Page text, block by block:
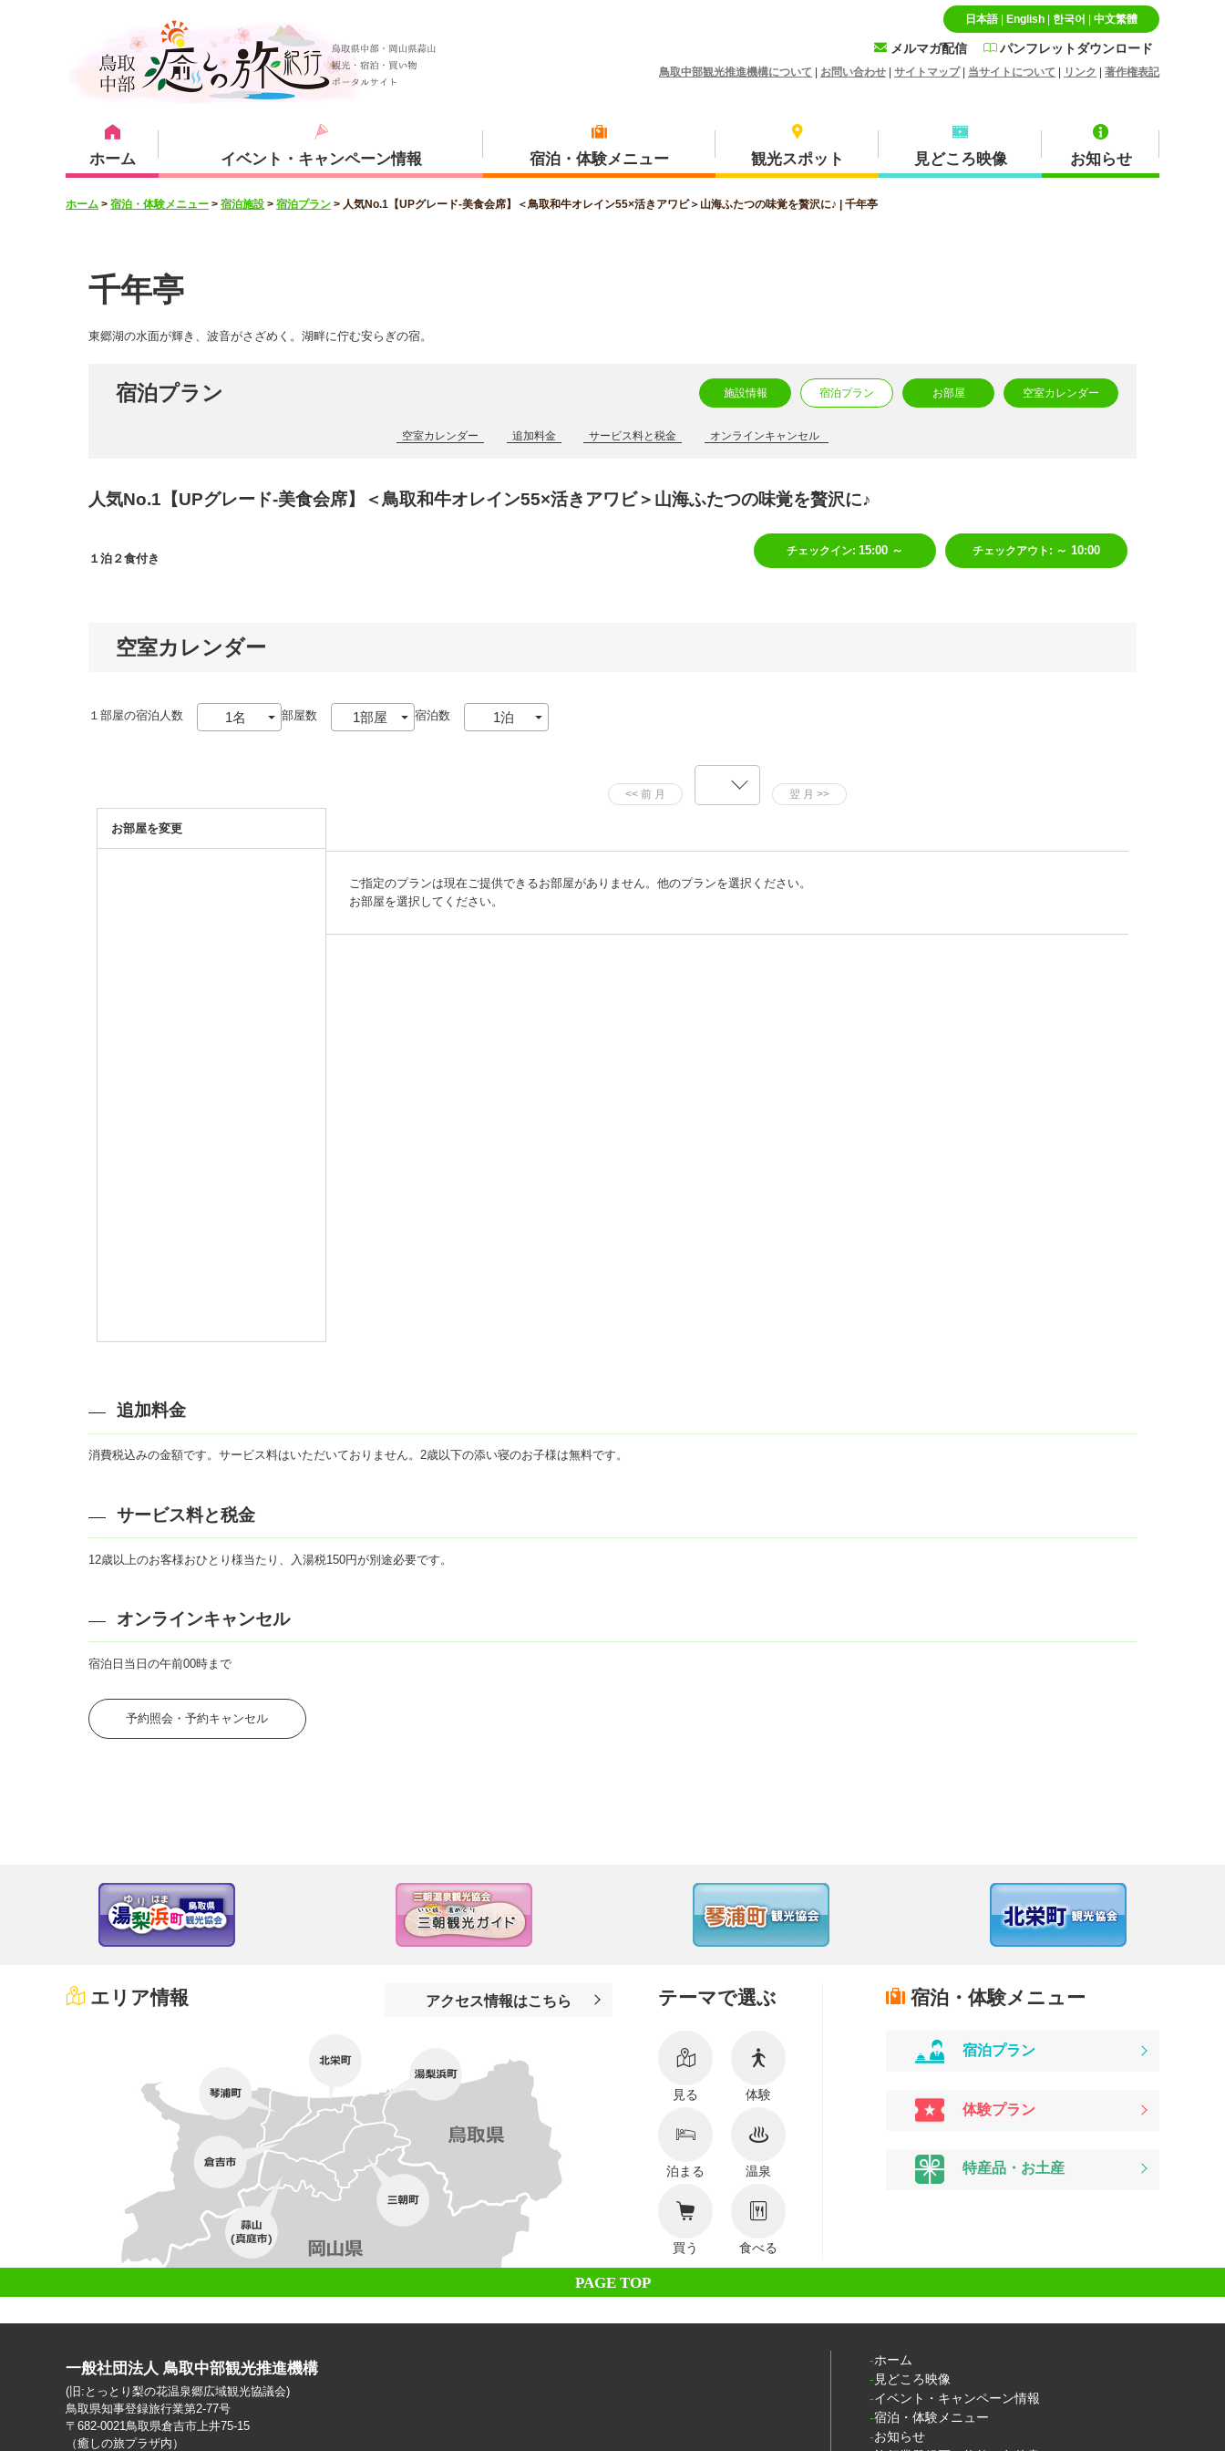
日本語| English| 한국어 中文繁體
メルマガ配信 パンフレットダウンロード
鳥取中部観光推進機構について お問い合わせ サイトマップ| 当サイトについて リンク 著作権表記
ホーム イベント・キャンペーン情報 宿泊・体験メニュー
宿泊・体験メニュー
観光スポット
観光スポット
蒜山
見どころ映像 お知らせ
ホーム > 宿泊・体験メニュー > 宿泊施設 > 宿泊プラン > 人気No.1【UPグレード‐美食会席】＜鳥取和牛オレイン55×活きアワビ＞山海ふたつの味覚を贅沢に♪ | 千年亭
千年亭
東郷湖の水面が輝き、波音がさざめく。湖畔に佇む安らぎの宿。
施設情報 宿泊プラン お部屋 空室カレンダー
宿泊プラン
空室カレンダー 追加料金 サービス料と税金 オンラインキャンセル
人気No.1【UPグレード‐美食会席】＜鳥取和牛オレイン55×活きアワビ＞山海ふたつの味覚を贅沢に♪
１泊２食付き
チェックイン: 15:00 ～ チェックアウト : ～ 10:00
空室カレンダー
１部屋の宿泊人数 部屋数 宿泊数
お部屋を変更
ご指定のプランは現在ご提供できるお部屋がありません。他のプランを選択ください。
お部屋を選択してください。
追加料金
消費税込みの金額です。サービス料はいただいておりません。2歳以下の添い寝のお子様は無料です。
サービス料と税金
12歳以上のお客様おひとり様当たり、入湯税150円が別途必要です。
オンラインキャンセル
宿泊日当日の午前00時まで
予約照会・予約キャンセル
エリア情報 アクセス情報はこちら テーマで選ぶ
見る 体験
泊まる 温泉
買う 食べる
宿泊・体験メニュー
宿泊プラン
体験プラン
特産品・お土産
PAGE TOP
一般社団法人 鳥取中部観光推進機構
(旧:とっとり梨の花温泉郷広域観光協議会)
鳥取県知事登録旅行業第2-77号
〒682-0021鳥取県倉吉市上井75-15
（癒しの旅プラザ内）
ホーム
見どころ映像
イベント・キャンペーン情報
宿泊・体験メニュー
お知らせ